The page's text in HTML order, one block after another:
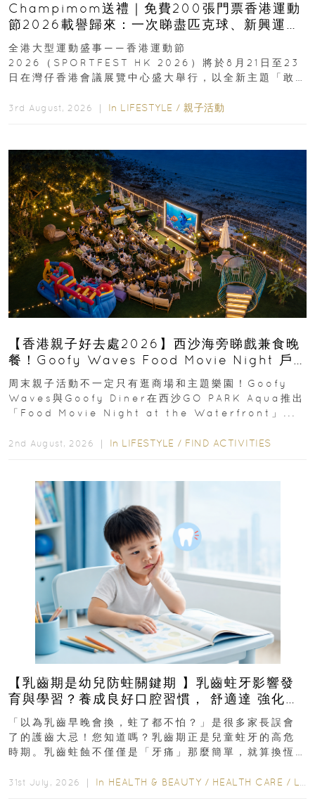
Champimom送禮｜免費200張門票香港運動
節2026載譽歸來：一次睇盡匹克球、新興運
動、街舞比賽＋逾百運動品牌展覽
全港大型運動盛事——香港運動節
2026（SPORTFEST HK 2026）將於8月21日至23
日在灣仔香港會議展覽中心盛大舉行，以全新主題「敢
3rd August, 2026 ｜ In LIFESTYLE / 親子活動
【香港親子好去處2026】西沙海旁睇戲兼食晚
餐！Goofy Waves Food Movie Night 戶
外影院逢週末登場
周末親子活動不一定只有逛商場和主題樂園！Goofy
Waves與Goofy Diner在西沙GO PARK Aqua推出
「Food Movie Night at the Waterfront」...
2nd August, 2026 ｜ In LIFESTYLE / FIND ACTIVITIES
【乳齒期是幼兒防蛀關鍵期 】乳齒蛀牙影響發
育與學習？養成良好口腔習慣， 舒適達 強化琺
瑯質 兒童牙膏防護指南
「以為乳齒早晚會換，蛀了都不怕？」是很多家長誤會
了的護齒大忌！您知道嗎？乳齒期正是兒童蛀牙的高危
時期。乳齒蛀蝕不僅僅是「牙痛」那麼簡單，就算換恆
31st July, 2026 ｜ In HEALTH & BEAUTY / HEALTH CARE / LIFESTYLE